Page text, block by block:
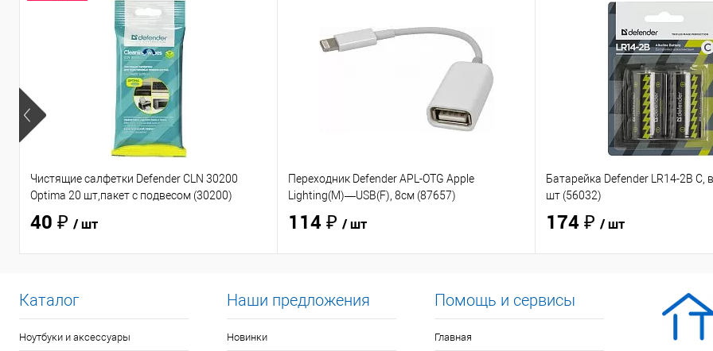
Чистящие салфетки Defender CLN 30200
Optima 20 шт,пакет с подвесом (30200)
40 ₽ / шт
Переходник Defender APL-OTG Apple
Lighting(M)—USB(F), 8см (87657)
114 ₽ / шт
Батарейка Defender LR14-2B C,
шт (56032)
174 ₽ / шт
Каталог
Ноутбуки и аксессуары
Наши предложения
Новинки
Помощь и сервисы
Главная